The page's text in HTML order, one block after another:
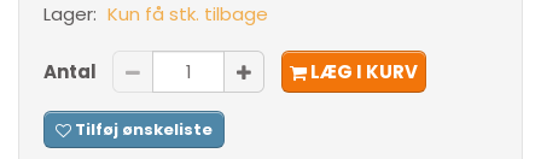
Lager: Kun få stk. tilbage
Antal LÆG I KURV
Tilføj ønskeliste